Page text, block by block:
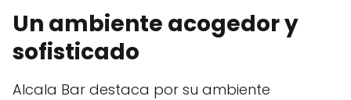
Un ambiente acogedor y
sofisticado
Alcala Bar destaca por su ambiente